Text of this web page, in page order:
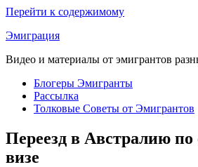
Перейти к содержимому
Эмиграция
Видео и материалы от эмигрантов
Блогеры Эмигранты
Рассылка
Толковые Советы от Эмигрантов
Переезд в Австралию по
визе